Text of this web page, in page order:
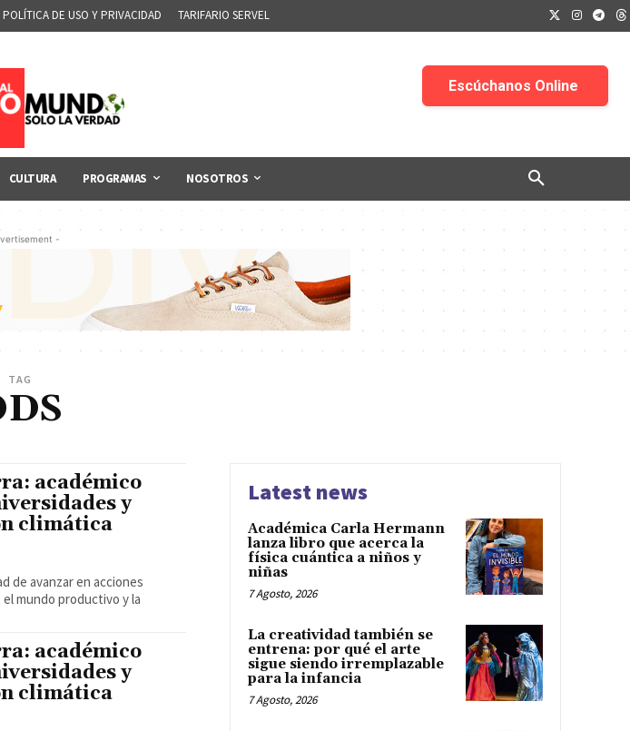
POLÍTICA DE USO Y PRIVACIDAD TARIFARIO SERVEL
CULTURA PROGRAMAS NOSOTROS
-
TAG
académico
y
climática
de avanzar en acciones
mundo productivo y la
académico
y
climática
Latest news
Académica Carla Hermann
lanza libro que acerca la
física cuántica a niños y
niñas
7 Agosto, 2026
La creatividad también se
entrena: por qué el arte
sigue siendo irremplazable
para la infancia
7 Agosto, 2026